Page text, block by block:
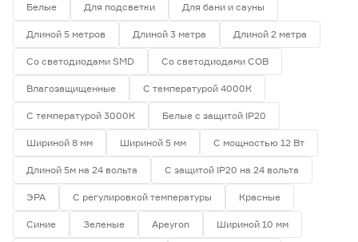
Белые Для подсветки Для бани и сауны
Длиной 5 метров Длиной 3 метра Длиной 2 метра
Со светодиодами SMD Со светодиодами СОВ
Влагозащищенные С температурой 4000К
С температурой 3000К Белые с защитой IP20
Шириной 8 мм Шириной 5 мм С мощностью 12 Вт
Длиной 5м на 24 вольта С защитой IP20 на 24 вольта
ЭРА С регулировкой температуры Красные
Синие Зеленые Apeyron Шириной 10 мм